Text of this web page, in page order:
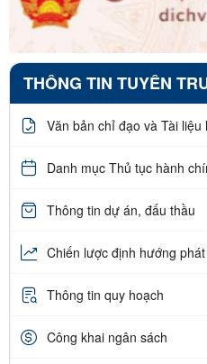
THÔNG TIN TUYÊN
Văn bản chỉ đạo và Tài
Danh mục Thủ tục hành
Thông tin dự án, đấu thầu
Chiến lược định hướng
Thông tin quy hoạch
Công khai ngân sách